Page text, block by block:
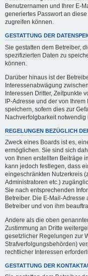
Benutzernamen und Ihrer E-
generiertes Passwort an
zugreifen können.
GESTATTUNG DER
Sie gestatten dem Betreiber,
spezifizierten Daten zu
können.
Darüber hinaus ist der
Interessenabwägung
Interessen Dritter, Zeitpunkte
IP-Adresse und der von
speichern, sofern dies zur
Nachverfolgbarkeit notwendig
REGELUNGEN BEZÜGLICH
Zweck eines Boards ist es,
ermöglichen. Sie sind sich
von Ihnen erstellten Beiträge
kann jedoch festlegen, dass
eingeschränkten Nutzerkreis
Administratoren etc.)
Sie nach entsprechenden
Betreiber. Die E-Mail-
Betreiber und von ihm
Andere als die oben
Zustimmung an Dritte
gesetzlicher Regelungen zur
Strafverfolgungsbehörden)
rechtlicher Interessen
GESTATTUNG DER